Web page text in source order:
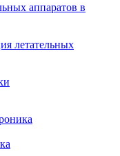
аппаратов в
летательных